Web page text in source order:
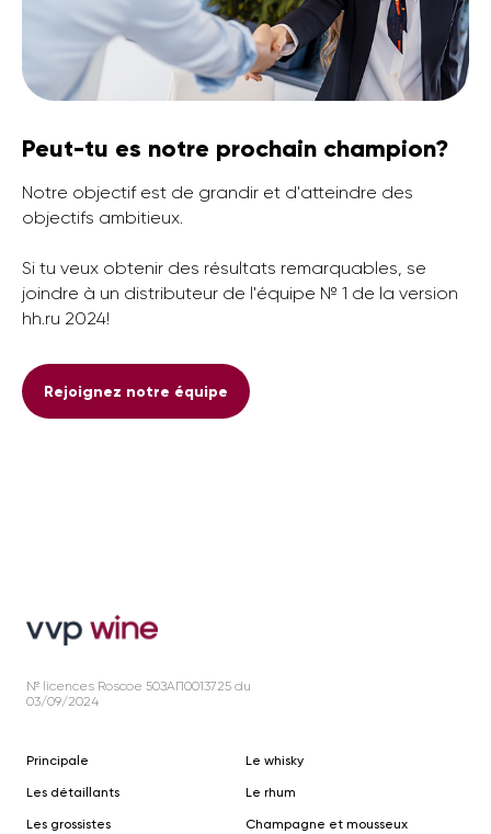
Peut-tu es notre prochain champion?
Notre objectif est de grandir et d'atteindre des
objectifs ambitieux.
Si tu veux obtenir des résultats remarquables, se
joindre à un distributeur de l'équipe № 1 de la version
hh.ru 2024!
Rejoignez notre équipe
№ licences Roscoe 50ЗАП0013725 du
03/09/2024
Principale
Les détaillants
Les grossistes
Le whisky
Le rhum
Champagne et mousseux